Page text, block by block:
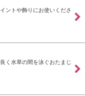
ントや飾りにお使いくださ
く水草の間を泳ぐおたまじ